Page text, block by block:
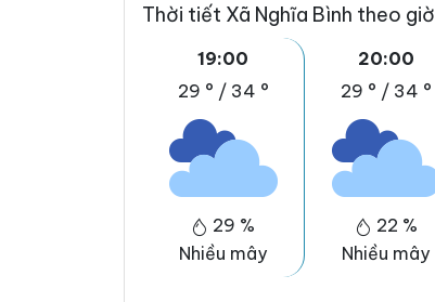
Thời tiết Xã Nghĩa Bình theo giờ
19:00
29 ° / 34 °
29 %
Nhiều mây
20:00
29 ° / 34 °
22 %
Nhiều mây